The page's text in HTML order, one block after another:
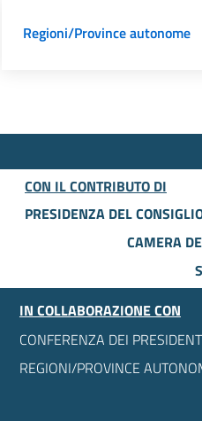
Regioni/Province autonome
CON IL CONTRIBUTO DI
PRESIDENZA DEL
CAMERA
IN COLLABORAZIONE CON
CONFERENZA DEI
REGIONI/PROVINCE